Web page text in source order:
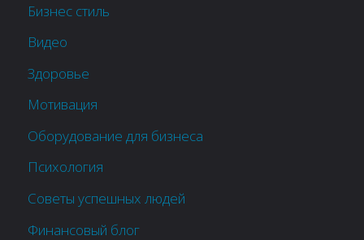
Бизнес стиль
Видео
Здоровье
Мотивация
Оборудование для бизнеса
Психология
Советы успешных людей
Финансовый блог